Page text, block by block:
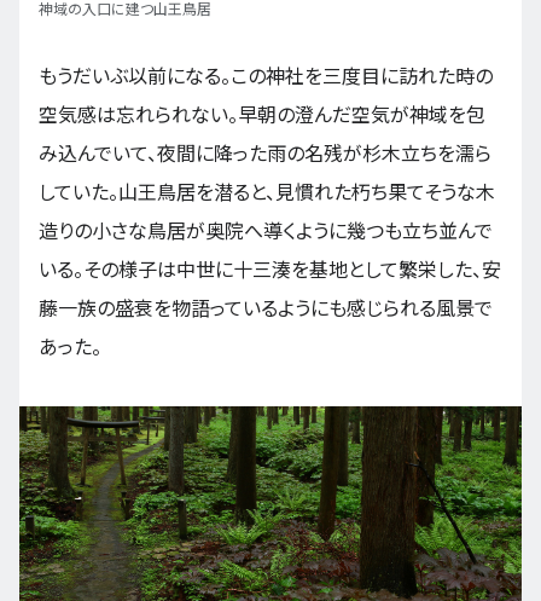
神域の入口に建つ山王鳥居
もうだいぶ以前になる。この神社を三度目に訪れた時の
空気感は忘れられない。早朝の澄んだ空気が神域を包
み込んでいて、夜間に降った雨の名残が杉木立ちを濡ら
していた。山王鳥居を潜ると、見慣れた朽ち果てそうな木
造りの小さな鳥居が奥院へ導くように幾つも立ち並んで
いる。その様子は中世に十三湊を基地として繁栄した、安
藤一族の盛衰を物語っているようにも感じられる風景で
あった。